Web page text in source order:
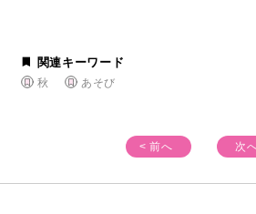
関連キーワード
秋 あそび
< 前へ 次